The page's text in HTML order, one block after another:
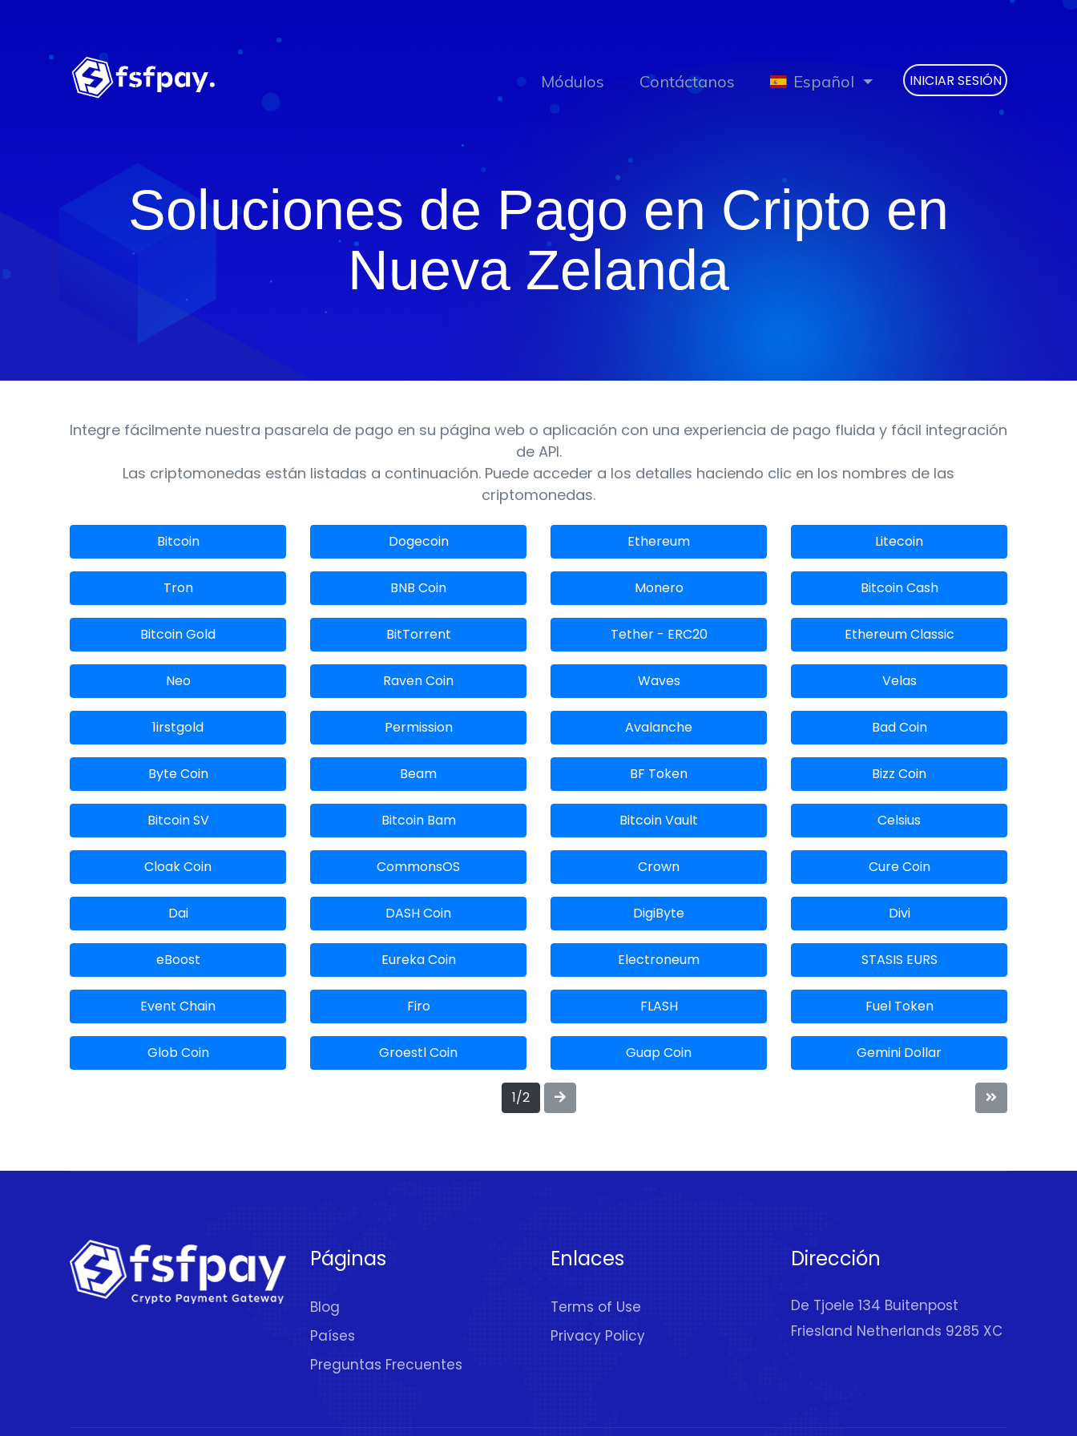
INICIAR SESIÓN
Módulos Contáctanos Español
Soluciones de Pago en Cripto en
Nueva Zelanda
Integre fácilmente nuestra pasarela de pago en su página web o aplicación con una experiencia de pago fluida y fácil integración
de API.
Las criptomonedas están listadas a continuación. Puede acceder a los detalles haciendo clic en los nombres de las
criptomonedas.
Bitcoin Dogecoin Ethereum Litecoin
Tron BNB Coin Monero Bitcoin Cash
Bitcoin Gold BitTorrent Tether - ERC20 Ethereum Classic
Neo Raven Coin Waves Velas
1irstgold Permission Avalanche Bad Coin
Byte Coin Beam BF Token Bizz Coin
Bitcoin SV Bitcoin Bam Bitcoin Vault Celsius
Cloak Coin CommonsOS Crown Cure Coin
Dai DASH Coin DigiByte Divi
eBoost Eureka Coin Electroneum STASIS EURS
Event Chain Firo FLASH Fuel Token
Glob Coin Groestl Coin Guap Coin Gemini Dollar
1/2
Páginas
Blog
Países
Preguntas Frecuentes
Enlaces
Terms of Use
Privacy Policy
Dirección
De Tjoele 134 Buitenpost
Friesland Netherlands 9285 XC